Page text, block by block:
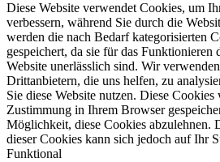
Diese Website verwendet Cookies, um
verbessern, während Sie durch die
werden die nach Bedarf kategorisierten
gespeichert, da sie für das
Website unerlässlich sind. Wir
Drittanbietern, die uns helfen, zu
Sie diese Website nutzen. Diese
Zustimmung in Ihrem Browser
Möglichkeit, diese Cookies abzulehnen.
dieser Cookies kann sich jedoch auf Ihr
Funktional